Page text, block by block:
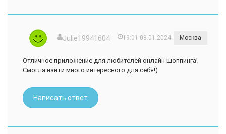
Julie19941604 19:01 08.01.2024 Москва
Отличное приложение для любителей онлайн шоппинга!
Смогла найти много интересного для себя!)
Написать ответ